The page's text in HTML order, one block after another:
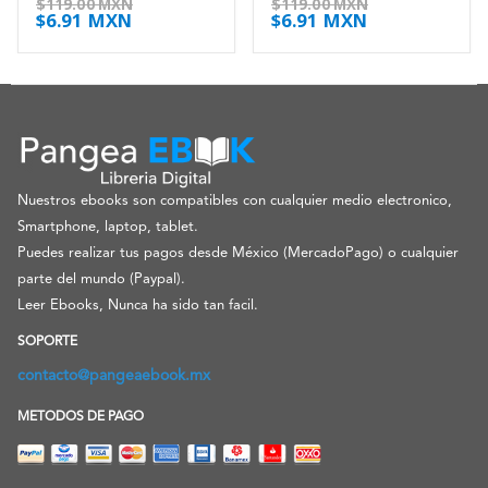
$119.00 MXN
$6.91 MXN
$119.00 MXN
$6.91 MXN
Nuestros ebooks son compatibles con cualquier medio electronico,
Smartphone, laptop, tablet.
Puedes realizar tus pagos desde México (MercadoPago) o cualquier
parte del mundo (Paypal).
Leer Ebooks, Nunca ha sido tan facil.
SOPORTE
contacto@pangeaebook.mx
METODOS DE PAGO